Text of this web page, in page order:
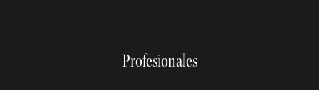
Profesionales